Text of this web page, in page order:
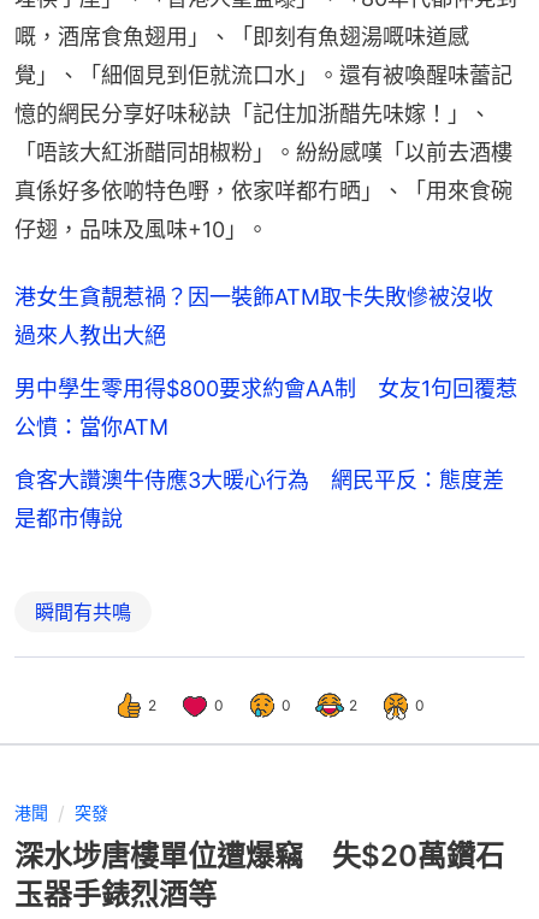
嘅，酒席食魚翅用」、「即刻有魚翅湯嘅味道感
覺」、「細個見到佢就流口水」。還有被喚醒味蕾記
憶的網民分享好味秘訣「記住加浙醋先味嫁！」、
「唔該大紅浙醋同胡椒粉」。紛紛感嘆「以前去酒樓
真係好多依啲特色嘢，依家咩都冇晒」、「用來食碗
仔翅，品味及風味+10」。
港女生貪靚惹禍？因一裝飾ATM取卡失敗慘被沒收
過來人教出大絕
男中學生零用得$800要求約會AA制 女友1句回覆惹
公憤：當你ATM
食客大讚澳牛侍應3大暖心行為 網民平反：態度差
是都市傳說
瞬間有共鳴
2 0 0 2 0
港聞 突發
深水埗唐樓單位遭爆竊 失$20萬鑽石
玉器手錶烈酒等